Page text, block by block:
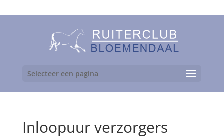
Selecteer een pagina
Inloopuur verzorgers